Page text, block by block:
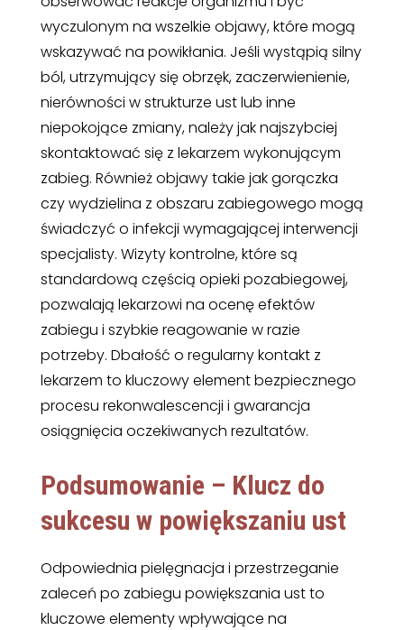
wyczulonym na wszelkie objawy, które mogą
wskazywać na powikłania. Jeśli wystąpią silny
ból, utrzymujący się obrzęk, zaczerwienienie,
nierówności w strukturze ust lub inne
niepokojące zmiany, należy jak najszybciej
skontaktować się z lekarzem wykonującym
zabieg. Również objawy takie jak gorączka
czy wydzielina z obszaru zabiegowego mogą
świadczyć o infekcji wymagającej interwencji
specjalisty. Wizyty kontrolne, które są
standardową częścią opieki pozabiegowej,
pozwalają lekarzowi na ocenę efektów
zabiegu i szybkie reagowanie w razie
potrzeby. Dbałość o regularny kontakt z
lekarzem to kluczowy element bezpiecznego
procesu rekonwalescencji i gwarancja
osiągnięcia oczekiwanych rezultatów.
Podsumowanie – Klucz do
sukcesu w powiększaniu ust
Odpowiednia pielęgnacja i przestrzeganie
zaleceń po zabiegu powiększania ust to
kluczowe elementy wpływające na